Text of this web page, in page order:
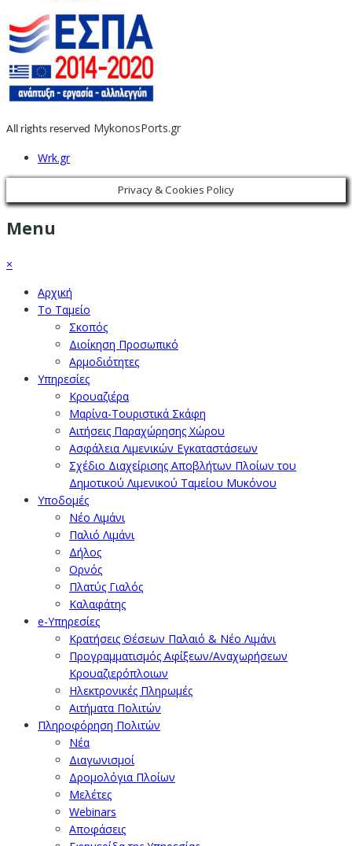
All rights reserved MykonosPorts.gr
Wrk.gr
Privacy & Cookies Policy
Menu
×
Αρχική
Το Ταμείο
Σκοπός
Διοίκηση Προσωπικό
Αρμοδιότητες
Υπηρεσίες
Κρουαζιέρα
Μαρίνα-Τουριστικά Σκάφη
Αιτήσεις Παραχώρησης Χώρου
Ασφάλεια Λιμενικών Εγκαταστάσεων
Σχέδιο Διαχείρισης Αποβλήτων Πλοίων του
Δημοτικού Λιμενικού Ταμείου Μυκόνου
Υποδομές
Νέο Λιμάνι
Παλιό Λιμάνι
Δήλος
Ορνός
Πλατύς Γιαλός
Καλαφάτης
e-Υπηρεσίες
Κρατήσεις Θέσεων Παλαιό & Νέο Λιμάνι
Προγραμματισμός Αφίξεων/Αναχωρήσεων
Κρουαζιερόπλοιων
Ηλεκτρονικές Πληρωμές
Αιτήματα Πολιτών
Πληροφόρηση Πολιτών
Νέα
Διαγωνισμοί
Δρομολόγια Πλοίων
Μελέτες
Webinars
Αποφάσεις